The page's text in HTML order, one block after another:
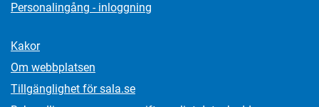
Personalingång - inloggning
Kakor
Om webbplatsen
Tillgänglighet för sala.se